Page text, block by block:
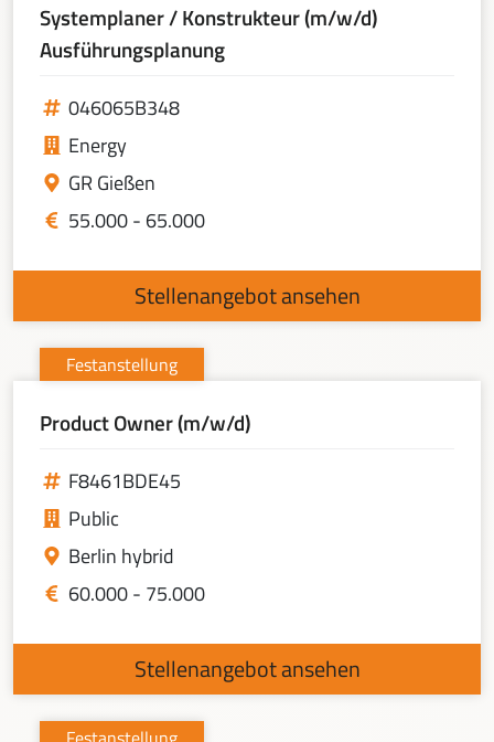
Systemplaner / Konstrukteur (m/w/d)
Ausführungsplanung
046065B348
Energy
GR Gießen
55.000 - 65.000
Stellenangebot ansehen
Festanstellung
Product Owner (m/w/d)
F8461BDE45
Public
Berlin hybrid
60.000 - 75.000
Stellenangebot ansehen